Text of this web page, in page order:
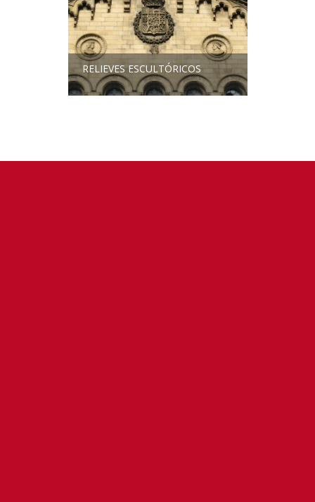
RELIEVES ESCULTÓRICOS